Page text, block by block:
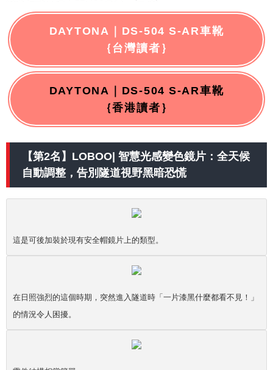
DAYTONA｜DS-504 S-AR車靴
｛台灣讀者｝
DAYTONA｜DS-504 S-AR車靴
｛香港讀者｝
【第2名】LOBOO| 智慧光感變色鏡片：全天候
自動調整，告別隧道視野黑暗恐慌
這是可後加裝於現有安全帽鏡片上的類型。
在日照強烈的這個時期，突然進入隧道時「一片漆黑什麼都看不見！」
的情況令人困擾。